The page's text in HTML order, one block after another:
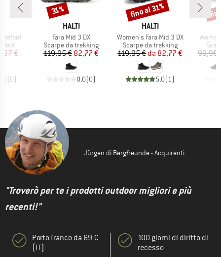
ridotto
€
(0)
MARCHIO
HALTI
Articolo
Fara Mid 3 DX
Gruppo di prodotti
Scarpe da trekking
Prezzo
119,95 €Prezzo ridotto
82,77 €
0,0(0)
Sconto
31%
MARCHIO
HALTI
Articolo
Women's Fara Mid 3 DX
Gruppo di prodotti
Scarpe da trekking
Prezzo
119,95 € Prezzo ridotto
da 82,77 €
5,0(1)
Sconto
fino al 31%
Articolo
99,95
Jürgen di Bergfreunde - Acquirenti
"Troverò per te i prodotti outdoor migliori e più
recenti!"
Porto franco da 69 €
(IT)
100 giorni di diritto di
recesso